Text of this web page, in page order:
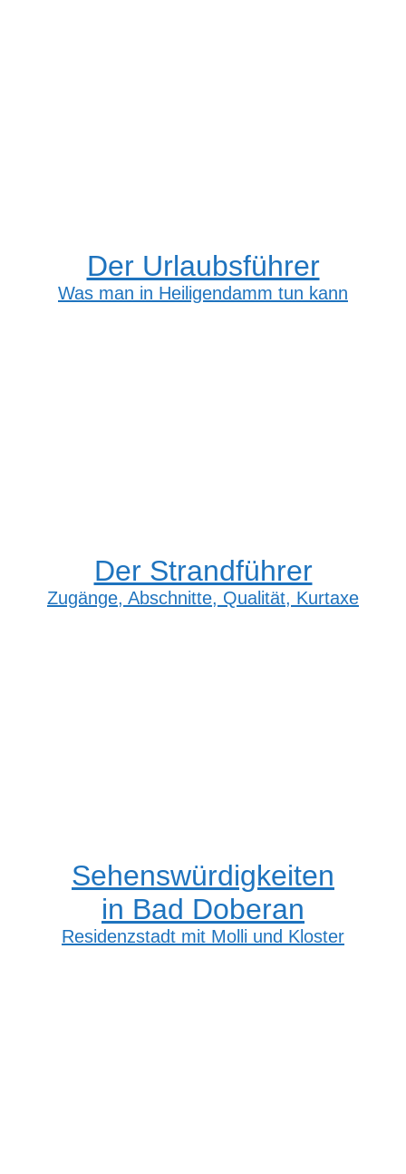
Der Urlaubsführer
Was man in Heiligendamm tun kann
Der Strandführer
Zugänge, Abschnitte, Qualität, Kurtaxe
Sehenswürdigkeiten
in Bad Doberan
Residenzstadt mit Molli und Kloster